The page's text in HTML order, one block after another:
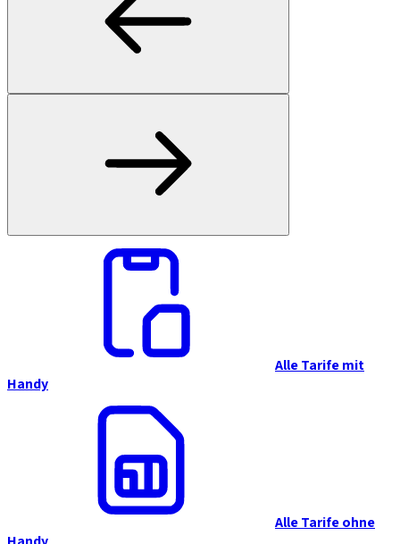
Alle Tarife mit
Handy
Alle Tarife ohne